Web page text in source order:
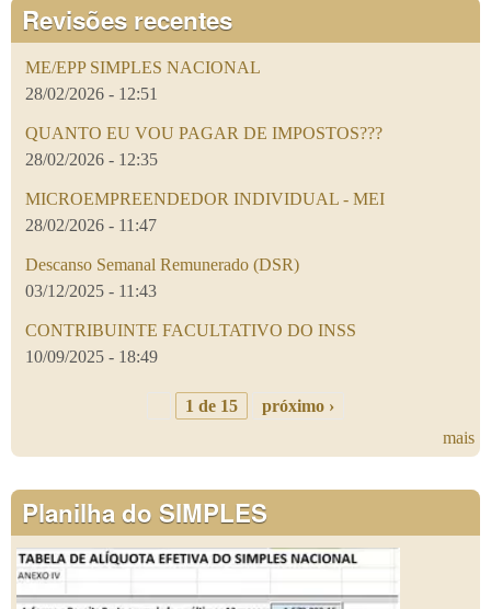
Revisões recentes
ME/EPP SIMPLES NACIONAL
28/02/2026 - 12:51
QUANTO EU VOU PAGAR DE IMPOSTOS???
28/02/2026 - 12:35
MICROEMPREENDEDOR INDIVIDUAL - MEI
28/02/2026 - 11:47
Descanso Semanal Remunerado (DSR)
03/12/2025 - 11:43
CONTRIBUINTE FACULTATIVO DO INSS
10/09/2025 - 18:49
1 de 15
próximo ›
mais
Planilha do SIMPLES